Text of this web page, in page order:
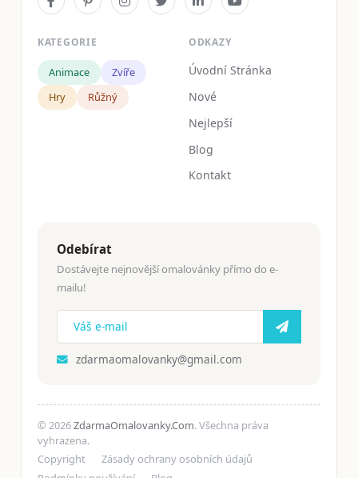
KATEGORIE
Animace
Zvíře
Hry
Růžný
ODKAZY
Úvodní Stránka
Nové
Nejlepší
Blog
Kontakt
Odebírat
Dostávejte nejnovější omalovánky přímo do e-
mailu!
zdarmaomalovanky@gmail.com
© 2026ZdarmaOmalovanky.Com. Všechna práva
vyhrazena.
Copyright
Zásady ochrany osobních údajů